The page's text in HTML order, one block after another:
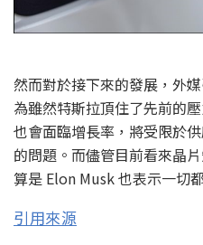
然而對於接下來的發展，外
為雖然特斯拉頂住了先前的
也會面臨增長率，將受限於
的問題。而儘管目前看來晶
算是 Elon Musk 也表示一切
引用來源